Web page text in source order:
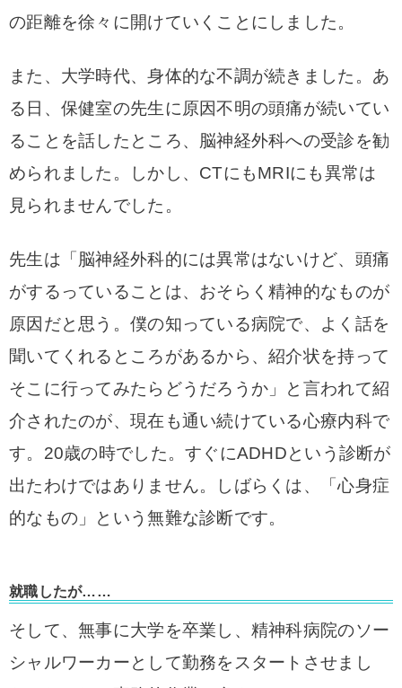
の距離を徐々に開けていくことにしました。
また、大学時代、身体的な不調が続きました。あ
る日、保健室の先生に原因不明の頭痛が続いてい
ることを話したところ、脳神経外科への受診を勧
められました。しかし、CTにもMRIにも異常は
見られませんでした。
先生は「脳神経外科的には異常はないけど、頭痛
がするっていることは、おそらく精神的なものが
原因だと思う。僕の知っている病院で、よく話を
聞いてくれるところがあるから、紹介状を持って
そこに行ってみたらどうだろうか」と言われて紹
介されたのが、現在も通い続けている心療内科で
す。20歳の時でした。すぐにADHDという診断が
出たわけではありません。しばらくは、「心身症
的なもの」という無難な診断です。
就職したが……
そして、無事に大学を卒業し、精神科病院のソー
シャルワーカーとして勤務をスタートさせまし